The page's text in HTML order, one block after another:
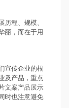
历程、规模、
丽，而在于用
宣传企业的根
及产品，重点
文案产品展示
时也注意避免